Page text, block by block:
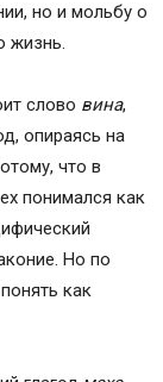
но и мольбу о
жизнь.
слово вина,
опираясь на
что в
понимался как
Но по
как